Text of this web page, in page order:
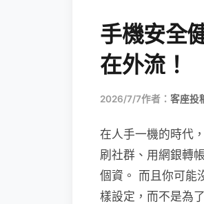
手機安全
在外流！
2026/7/7作者： 客座投
在人手一機的時代
刷社群、用網銀轉
個資。 而且你可能
樣設定，而不是為